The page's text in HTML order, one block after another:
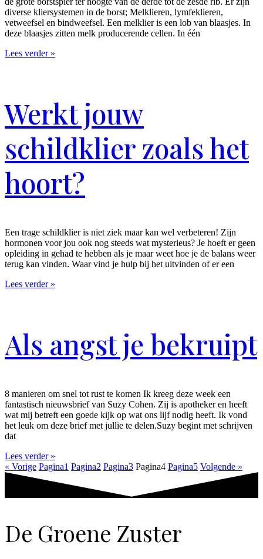
diverse kliersystemen in de borst; Melklieren, lymfeklieren,
vetweefsel en bindweefsel. Een melklier is een lob van blaasjes. In
deze blaasjes zitten melk producerende cellen. In één
Lees verder »
Werkt jouw
schildklier zoals het
hoort?
Een trage schildklier is niet ziek maar kan wel verbeteren! Zijn
hormonen voor jou ook nog steeds wat mysterieus? Je hoeft er geen
opleiding in gehad te hebben als je maar weet hoe je de balans weer
terug kan vinden. Waar vind je hulp bij het uitvinden of er een
Lees verder »
Als angst je bekruipt
8 manieren om snel tot rust te komen Ik kreeg deze week een
fantastisch nieuwsbrief van Suzy Cohen. Zij is apotheker en heeft
wat mij betreft een goede kijk op wat ons lijf nodig heeft. Ik vond
het leuk om deze brief met jullie te delen.Suzy begint met schrijven
dat
Lees verder »
« Vorige Pagina1 Pagina2 Pagina3 Pagina4 Pagina5 Volgende »
De Groene Zuster